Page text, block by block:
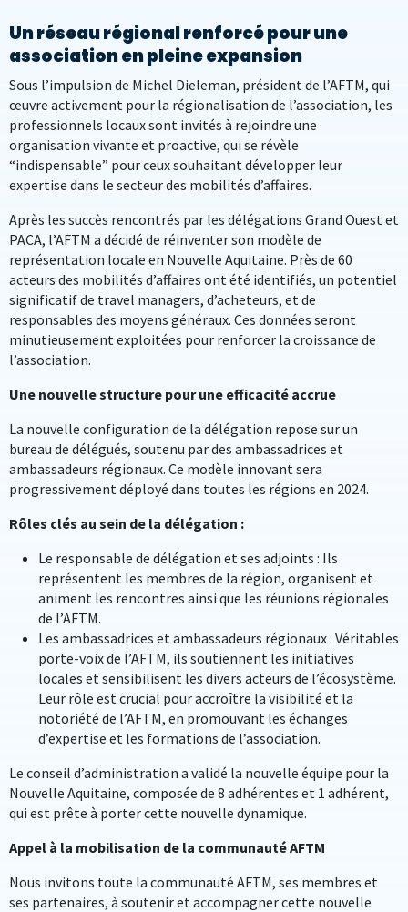
Un réseau régional renforcé pour une
association en pleine expansion
Sous l’impulsion de Michel Dieleman, président de l’AFTM, qui
œuvre activement pour la régionalisation de l’association, les
professionnels locaux sont invités à rejoindre une
organisation vivante et proactive, qui se révèle
“indispensable” pour ceux souhaitant développer leur
expertise dans le secteur des mobilités d’affaires.
Après les succès rencontrés par les délégations Grand Ouest et
PACA, l’AFTM a décidé de réinventer son modèle de
représentation locale en Nouvelle Aquitaine. Près de 60
acteurs des mobilités d’affaires ont été identifiés, un potentiel
significatif de travel managers, d’acheteurs, et de
responsables des moyens généraux. Ces données seront
minutieusement exploitées pour renforcer la croissance de
l’association.
Une nouvelle structure pour une efficacité accrue
La nouvelle configuration de la délégation repose sur un
bureau de délégués, soutenu par des ambassadrices et
ambassadeurs régionaux. Ce modèle innovant sera
progressivement déployé dans toutes les régions en 2024.
Rôles clés au sein de la délégation :
Le responsable de délégation et ses adjoints : Ils
représentent les membres de la région, organisent et
animent les rencontres ainsi que les réunions régionales
de l’AFTM.
Les ambassadrices et ambassadeurs régionaux : Véritables
porte-voix de l’AFTM, ils soutiennent les initiatives
locales et sensibilisent les divers acteurs de l’écosystème.
Leur rôle est crucial pour accroître la visibilité et la
notoriété de l’AFTM, en promouvant les échanges
d’expertise et les formations de l’association.
Le conseil d’administration a validé la nouvelle équipe pour la
Nouvelle Aquitaine, composée de 8 adhérentes et 1 adhérent,
qui est prête à porter cette nouvelle dynamique.
Appel à la mobilisation de la communauté AFTM
Nous invitons toute la communauté AFTM, ses membres et
ses partenaires, à soutenir et accompagner cette nouvelle